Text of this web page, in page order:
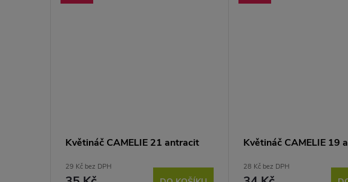
Květináč CAMELIE 21 antracit
29 Kč bez DPH
Květináč CAMELIE 19
28 Kč bez DPH